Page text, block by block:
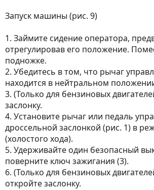
Запуск машины (рис. 9)
1. Займите сидение оператора,
отрегулировав его положение.
подножке.
2. Убедитесь в том, что рычаг
находится в нейтральном
3. (Только для бензиновых
заслонку.
4. Установите рычаг или педаль
дроссельной заслонкой (рис. 1) в
(холостого хода).
5. Удерживайте один безопасный
поверните ключ зажигания (3).
6. (Только для бензиновых
откройте заслонку.